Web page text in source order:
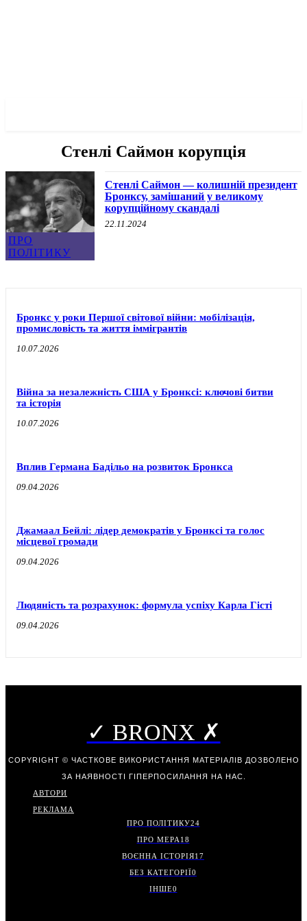
Стенлі Саймон корупція
ПРО
ПОЛІТИКУ
Стенлі Саймон — колишній президент
Бронксу, замішаний у великому
корупційному скандалі
22.11.2024
Бронкс у роки Першої світової війни: мобілізація,
промисловість та життя іммігрантів
10.07.2026
Війна за незалежність США у Бронксі: ключові битви
та історія
10.07.2026
Вплив Германа Бадільо на розвиток Бронкса
09.04.2026
Джамаал Бейлі: лідер демократів у Бронксі та голос
місцевої громади
09.04.2026
Людяність та розрахунок: формула успіху Карла Гісті
09.04.2026
✓ BRONX ✗
COPYRIGHT © ЧАСТКОВЕ ВИКОРИСТАННЯ МАТЕРІАЛІВ ДОЗВОЛЕНО
ЗА НАЯВНОСТІ ГІПЕРПОСИЛАННЯ НА НАС.
АВТОРИ
РЕКЛАМА
ПРО ПОЛІТИКУ24
ПРО МЕРА 18
ВОЄННА ІСТОРІЯ17
БЕЗ КАТЕГОРІЇ0
ІНШЕ0